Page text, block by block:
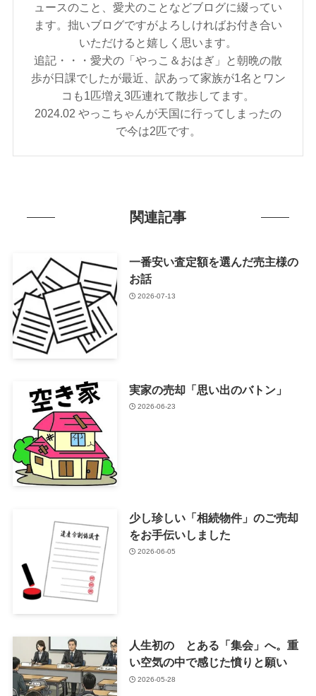
ュースのこと、愛犬のことなどブログに綴ってい
ます。拙いブログですがよろしければお付き合い
いただけると嬉しく思います。
追記・・・愛犬の「やっこ＆おはぎ」と朝晩の散
歩が日課でしたが最近、訳あって家族が1名とワン
コも1匹増え3匹連れて散歩してます。
2024.02 やっこちゃんが天国に行ってしまったの
で今は2匹です。
関連記事
一番安い査定額を選んだ売主様の
お話
2026-07-13
実家の売却「思い出のバトン」
2026-06-23
少し珍しい「相続物件」のご売却
をお手伝いしました
2026-06-05
人生初の とある「集会」へ。重
い空気の中で感じた憤りと願い
2026-05-28